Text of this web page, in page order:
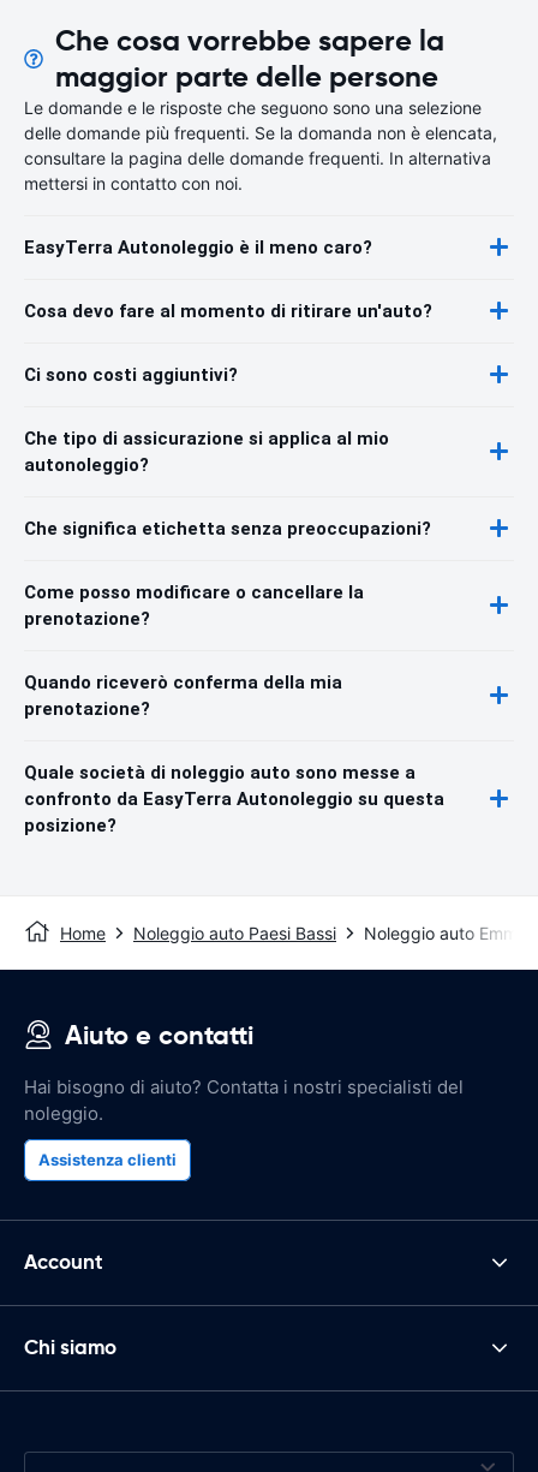
Che cosa vorrebbe sapere la
maggior parte delle persone
Le domande e le risposte che seguono sono una selezione
delle domande più frequenti. Se la domanda non è elencata,
consultare la pagina delle domande frequenti. In alternativa
mettersi in contatto con noi.
EasyTerra Autonoleggio è il meno caro?
Cosa devo fare al momento di ritirare un'auto?
Ci sono costi aggiuntivi?
Che tipo di assicurazione si applica al mio
autonoleggio?
Che significa etichetta senza preoccupazioni?
Come posso modificare o cancellare la
prenotazione?
Quando riceverò conferma della mia
prenotazione?
Quale società di noleggio auto sono messe a
confronto da EasyTerra Autonoleggio su questa
posizione?
Home Noleggio auto Paesi Bassi Noleggio auto Emmen
Aiuto e contatti
Hai bisogno di aiuto? Contatta i nostri specialisti del
noleggio.
Assistenza clienti
Account
Chi siamo